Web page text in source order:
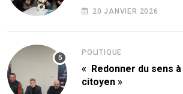
20 JANVIER 2026
POLITIQUE
« Redonner du sens
citoyen »